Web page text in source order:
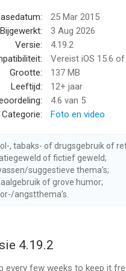
At the intersection of GIFs
GIFs and Stickers with our
shareable stickers with our
sticker creations wherever
not cutting it anymore?
birthday”, or “deal with it”.
+ KEYBOARD EXTENSION
without ever leaving
and long-press them to
you love? Double tap it to
25 Mar 2015
Bijgewerkt:
3 Aug 2026
Versie:
4.19.2
Vereist iOS 15.6
Grootte:
137 MB
Leeftijd:
12+ jaar
4.6 van 5
Categorie:
Foto en video
, tabaks- of drugsgebruik of
of fictief geweld;
suggestieve thema’s;
of grove humor;
angstthema’s.
4.19.2
every few weeks to keep it